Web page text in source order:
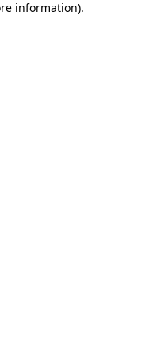
information).